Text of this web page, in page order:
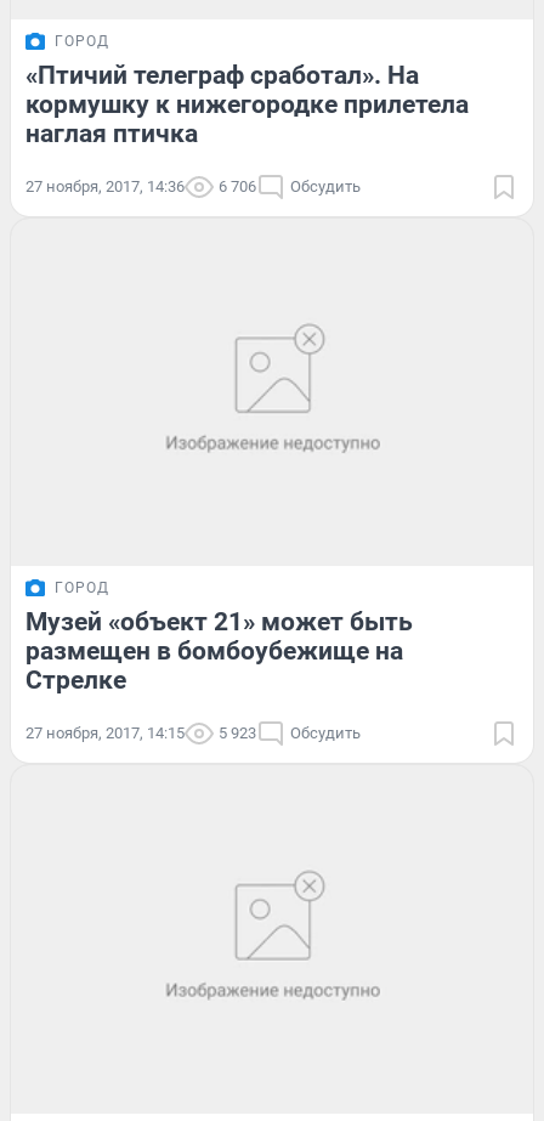
ГОРОД
«Птичий телеграф сработал». На
кормушку к нижегородке прилетела
наглая птичка
27 ноября, 2017, 14:36 6 706 Обсудить
ГОРОД
Музей «объект 21» может быть
размещен в бомбоубежище на
Стрелке
27 ноября, 2017, 14:15 5 923 Обсудить